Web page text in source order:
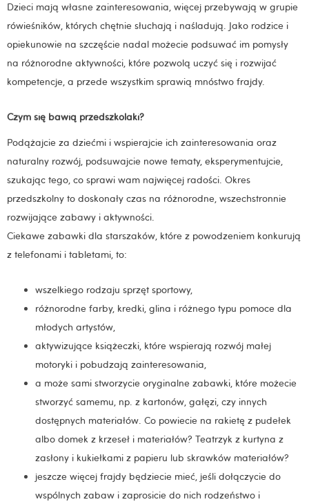
Dzieci mają własne zainteresowania, więcej przebywają w grupie
rówieśników, których chętnie słuchają i naśladują. Jako rodzice i
opiekunowie na szczęście nadal możecie podsuwać im pomysły
na różnorodne aktywności, które pozwolą uczyć się i rozwijać
kompetencje, a przede wszystkim sprawią mnóstwo frajdy.
Czym się bawią przedszkolaki?
Podążajcie za dziećmi i wspierajcie ich zainteresowania oraz
naturalny rozwój, podsuwajcie nowe tematy, eksperymentujcie,
szukając tego, co sprawi wam najwięcej radości. Okres
przedszkolny to doskonały czas na różnorodne, wszechstronnie
rozwijające zabawy i aktywności.
Ciekawe zabawki dla starszaków, które z powodzeniem konkurują
z telefonami i tabletami, to:
wszelkiego rodzaju sprzęt sportowy,
różnorodne farby, kredki, glina i różnego typu pomoce dla
młodych artystów,
aktywizujące książeczki, które wspierają rozwój małej
motoryki i pobudzają zainteresowania,
a może sami stworzycie oryginalne zabawki, które możecie
stworzyć samemu, np. z kartonów, gałęzi, czy innych
dostępnych materiałów. Co powiecie na rakietę z pudełek
albo domek z krzeseł i materiałów? Teatrzyk z kurtyna z
zasłony i kukiełkami z papieru lub skrawków materiałów?
jeszcze więcej frajdy będziecie mieć, jeśli dołączycie do
wspólnych zabaw i zaprosicie do nich rodzeństwo i